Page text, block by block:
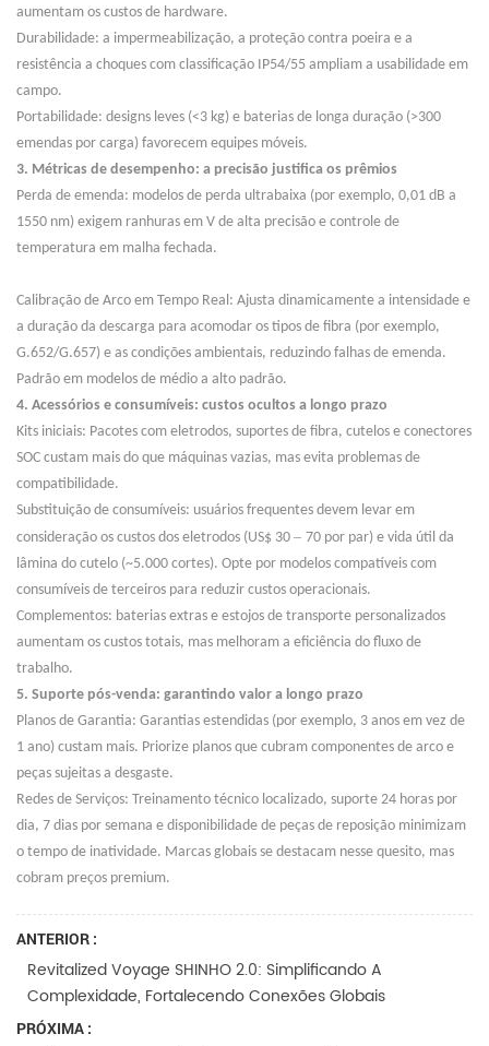
aumentam os custos de hardware.
Durabilidade: a impermeabilização, a proteção contra poeira e a
resistência a choques com classificação IP54/55 ampliam a usabilidade em
campo.
Portabilidade: designs leves (<3 kg) e baterias de longa duração (>300
emendas por carga) favorecem equipes móveis.
3. Métricas de desempenho: a precisão justifica os prêmios
Perda de emenda: modelos de perda ultrabaixa (por exemplo, 0,01 dB a
1550 nm) exigem ranhuras em V de alta precisão e controle de
temperatura em malha fechada.
Calibração de Arco em Tempo Real: Ajusta dinamicamente a intensidade e
a duração da descarga para acomodar os tipos de fibra (por exemplo,
G.652/G.657) e as condições ambientais, reduzindo falhas de emenda.
Padrão em modelos de médio a alto padrão.
4. Acessórios e consumíveis: custos ocultos a longo prazo
Kits iniciais: Pacotes com eletrodos, suportes de fibra, cutelos e conectores
SOC custam mais do que máquinas vazias, mas evita problemas de
compatibilidade.
Substituição de consumíveis: usuários frequentes devem levar em
consideração os custos dos eletrodos (US$ 30 – 70 por par) e vida útil da
lâmina do cutelo (~5.000 cortes). Opte por modelos compatíveis com
consumíveis de terceiros para reduzir custos operacionais.
Complementos: baterias extras e estojos de transporte personalizados
aumentam os custos totais, mas melhoram a eficiência do fluxo de
trabalho.
5. Suporte pós-venda: garantindo valor a longo prazo
Planos de Garantia: Garantias estendidas (por exemplo, 3 anos em vez de
1 ano) custam mais. Priorize planos que cubram componentes de arco e
peças sujeitas a desgaste.
Redes de Serviços: Treinamento técnico localizado, suporte 24 horas por
dia, 7 dias por semana e disponibilidade de peças de reposição minimizam
o tempo de inatividade. Marcas globais se destacam nesse quesito, mas
cobram preços premium.
ANTERIOR :
Revitalized Voyage SHINHO 2.0: Simplificando A
Complexidade, Fortalecendo Conexões Globais
PRÓXIMA :